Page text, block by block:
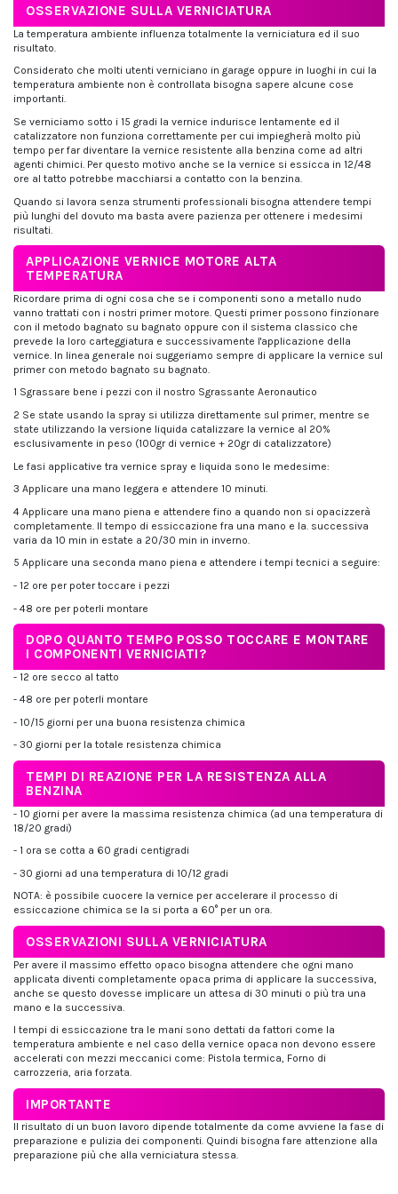
OSSERVAZIONE SULLA VERNICIATURA
La temperatura ambiente influenza totalmente la verniciatura ed il suo
risultato.
Considerato che molti utenti verniciano in garage oppure in luoghi in cui la
temperatura ambiente non è controllata bisogna sapere alcune cose
importanti.
Se verniciamo sotto i 15 gradi la vernice indurisce lentamente ed il
catalizzatore non funziona correttamente per cui impiegherà molto più
tempo per far diventare la vernice resistente alla benzina come ad altri
agenti chimici. Per questo motivo anche se la vernice si essicca in 12/48
ore al tatto potrebbe macchiarsi a contatto con la benzina.
Quando si lavora senza strumenti professionali bisogna attendere tempi
più lunghi del dovuto ma basta avere pazienza per ottenere i medesimi
risultati.
APPLICAZIONE VERNICE MOTORE ALTA
TEMPERATURA
Ricordare prima di ogni cosa che se i componenti sono a metallo nudo
vanno trattati con i nostri primer motore. Questi primer possono finzionare
con il metodo bagnato su bagnato oppure con il sistema classico che
prevede la loro carteggiatura e successivamente l'applicazione della
vernice. In linea generale noi suggeriamo sempre di applicare la vernice sul
primer con metodo bagnato su bagnato.
1 Sgrassare bene i pezzi con il nostro Sgrassante Aeronautico
2 Se state usando la spray si utilizza direttamente sul primer, mentre se
state utilizzando la versione liquida catalizzare la vernice al 20%
esclusivamente in peso (100gr di vernice + 20gr di catalizzatore)
Le fasi applicative tra vernice spray e liquida sono le medesime:
3 Applicare una mano leggera e attendere 10 minuti.
4 Applicare una mano piena e attendere fino a quando non si opacizzerà
completamente. Il tempo di essiccazione fra una mano e la. successiva
varia da 10 min in estate a 20/30 min in inverno.
5 Applicare una seconda mano piena e attendere i tempi tecnici a seguire:
- 12 ore per poter toccare i pezzi
- 48 ore per poterli montare
DOPO QUANTO TEMPO POSSO TOCCARE E MONTARE
I COMPONENTI VERNICIATI?
- 12 ore secco al tatto
- 48 ore per poterli montare
- 10/15 giorni per una buona resistenza chimica
- 30 giorni per la totale resistenza chimica
TEMPI DI REAZIONE PER LA RESISTENZA ALLA
BENZINA
- 10 giorni per avere la massima resistenza chimica (ad una temperatura di
18/20 gradi)
- 1 ora se cotta a 60 gradi centigradi
- 30 giorni ad una temperatura di 10/12 gradi
NOTA: è possibile cuocere la vernice per accelerare il processo di
essiccazione chimica se la si porta a 60° per un ora.
OSSERVAZIONI SULLA VERNICIATURA
Per avere il massimo effetto opaco bisogna attendere che ogni mano
applicata diventi completamente opaca prima di applicare la successiva,
anche se questo dovesse implicare un attesa di 30 minuti o più tra una
mano e la successiva.
I tempi di essiccazione tra le mani sono dettati da fattori come la
temperatura ambiente e nel caso della vernice opaca non devono essere
accelerati con mezzi meccanici come: Pistola termica, Forno di
carrozzeria, aria forzata.
IMPORTANTE
Il risultato di un buon lavoro dipende totalmente da come avviene la fase di
preparazione e pulizia dei componenti. Quindi bisogna fare attenzione alla
preparazione più che alla verniciatura stessa.